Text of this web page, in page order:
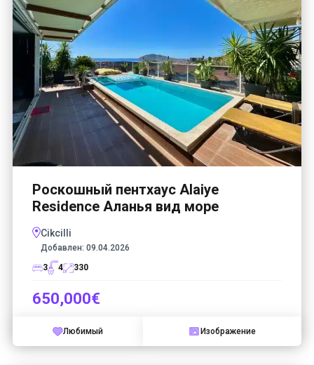
Роскошный пентхаус Alaiye
Residence Аланья вид море
Cikcilli
Добавлен: 09.04.2026
3
4 330
650,000€
Любимый Изображение